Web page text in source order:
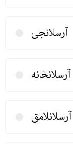
آرسلانجی
آرسلانخانه
آرسلانلامق